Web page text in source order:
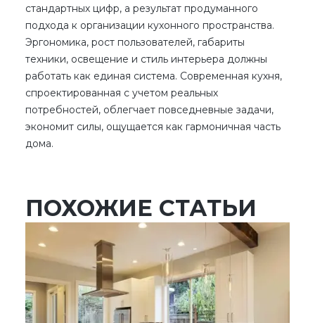
стандартных цифр, а результат продуманного
подхода к организации кухонного пространства.
Эргономика, рост пользователей, габариты
техники, освещение и стиль интерьера должны
работать как единая система. Современная кухня,
спроектированная с учетом реальных
потребностей, облегчает повседневные задачи,
экономит силы, ощущается как гармоничная часть
дома.
ПОХОЖИЕ СТАТЬИ